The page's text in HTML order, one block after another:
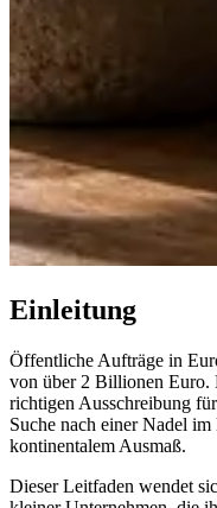
Einleitung
Öffentliche Aufträge in
von über 2 Billionen Euro.
richtigen Ausschreibung
Suche nach einer Nadel
kontinentalem Ausmaß.
Dieser Leitfaden wendet